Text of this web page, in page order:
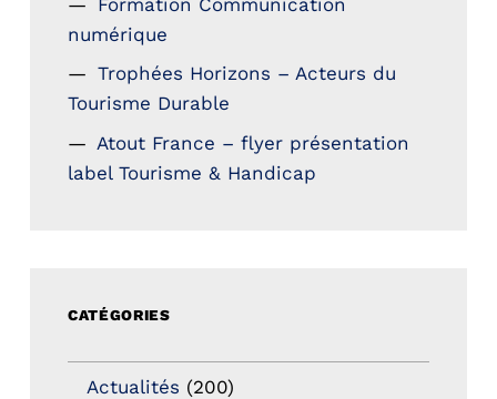
numérique
Trophées Horizons – Acteurs du
Tourisme Durable
Atout France – flyer présentation
label Tourisme & Handicap
CATÉGORIES
Actualités (200)